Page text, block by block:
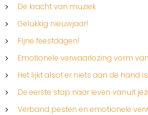
De kracht van muziek
Gelukkig nieuwjaar!
Fijne feestdagen!
Emotionele verwaarlozing vorm
Het lijkt alsof er niets aan de hand is
De eerste stap naar leven vanuit
Verband pesten en emotionele